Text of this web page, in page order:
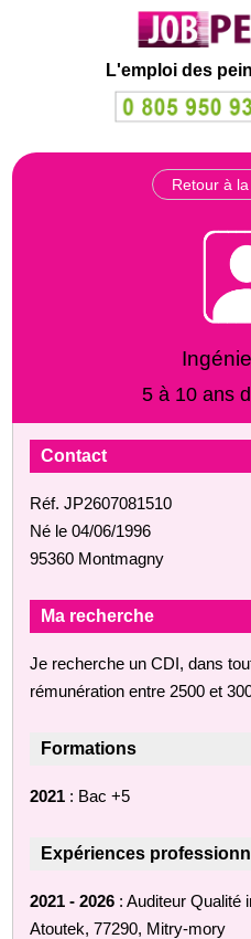
L'emploi des
Retour à
5 à 10 ans
Contact
Réf. JP2607081510
Né le 04/06/1996
95360 Montmagny
Ma recherche
Je recherche un CDI, dans
rémunération entre 2500 et
Formations
2021 : Bac +5
Expériences
2021 - 2026 : Auditeur Qualité
Atoutek, 77290, Mitry-mory